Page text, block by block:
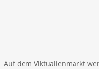
Auf dem Viktualienmarkt